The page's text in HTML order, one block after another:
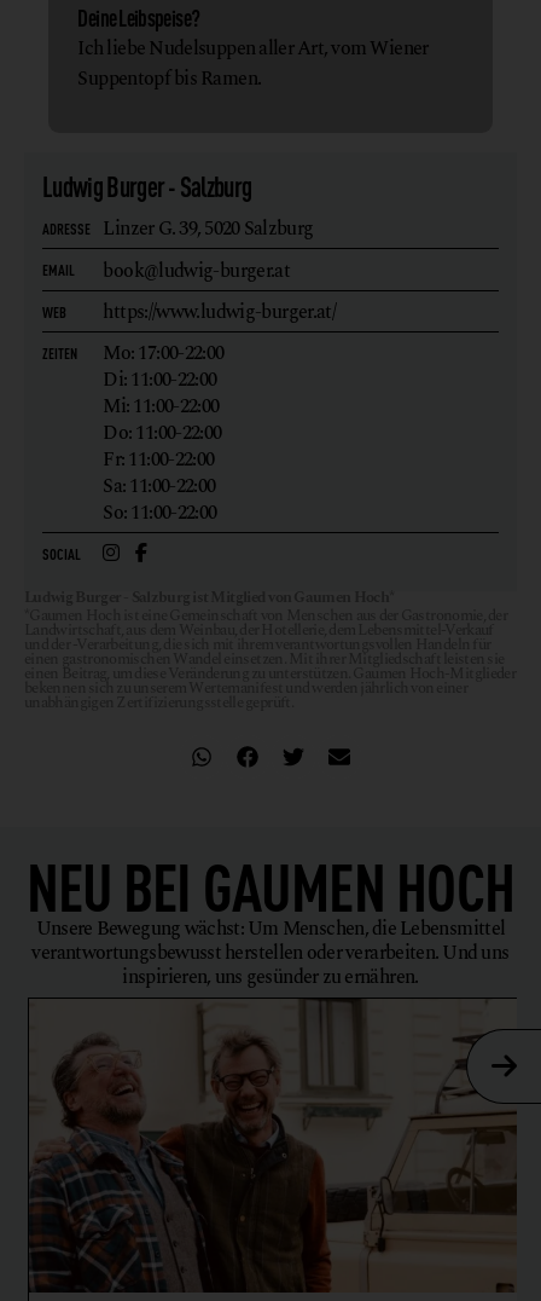
Deine Leibspeise?
Ich liebe Nudelsuppen aller Art, vom Wiener
Suppentopf bis Ramen.
Ludwig Burger - Salzburg
ADRESSE Linzer G. 39,5020 Salzburg
EMAIL book@ludwig-burger.at
WEB https://www.ludwig-burger.at/
ZEITEN
Mo: 17:00-22:00
Di: 11:00-22:00
Mi: 11:00-22:00
Do: 11:00-22:00
Fr: 11:00-22:00
Sa: 11:00-22:00
So: 11:00-22:00
SOCIAL
NEU BEI GAUMEN HOCH
Unsere Bewegung wächst: Um Menschen, die Lebensmittel
verantwortungsbewusst herstellen oder verarbeiten. Und uns
inspirieren, uns gesünder zu ernähren.